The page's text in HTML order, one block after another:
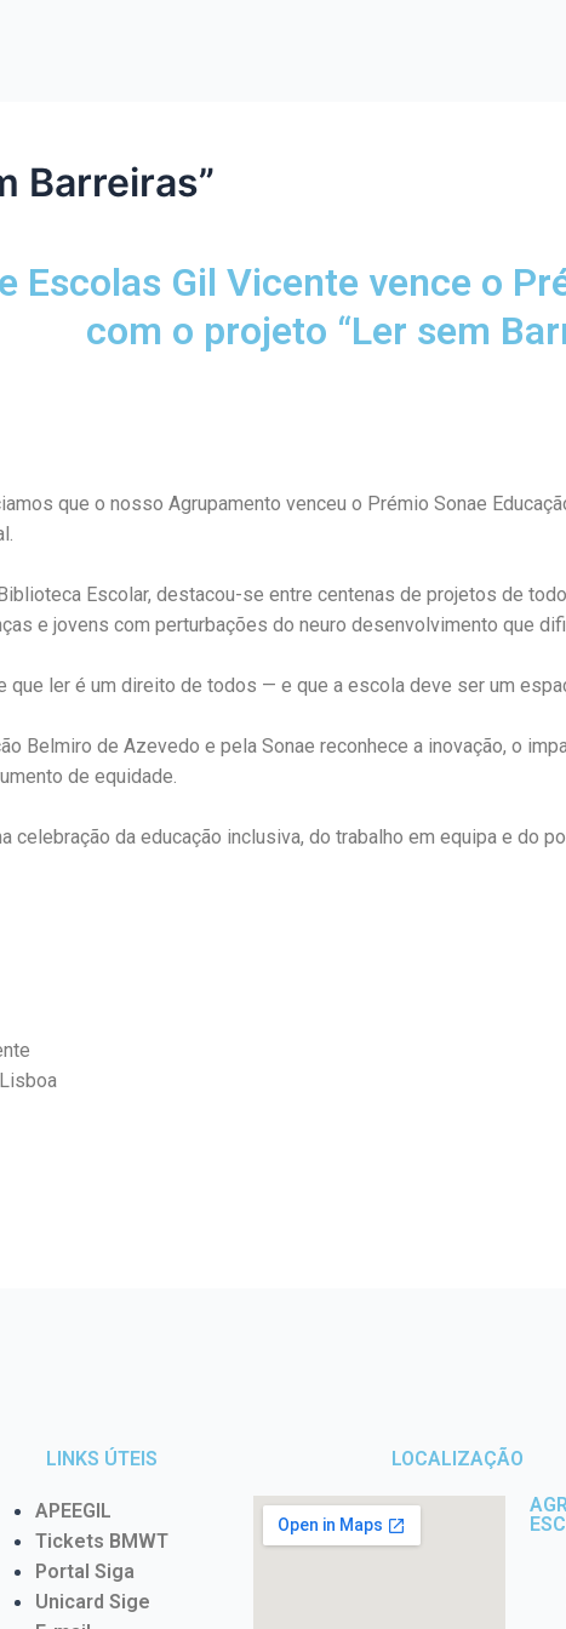
Barreiras”
Escolas Gil Vicente vence o
com o projeto “Ler sem
que o nosso Agrupamento venceu o Prémio Sonae
Escolar, destacou-se entre centenas de projetos de
e jovens com perturbações do neuro desenvolvimento que
que ler é um direito de todos — e que a escola deve ser um
Belmiro de Azevedo e pela Sonae reconhece a inovação, o
de equidade.
celebração da educação inclusiva, do trabalho em equipa e do
LINKS ÚTEIS LOCALIZAÇÃO
APEEGIL
Tickets BMWT
Portal Siga
Unicard Sige